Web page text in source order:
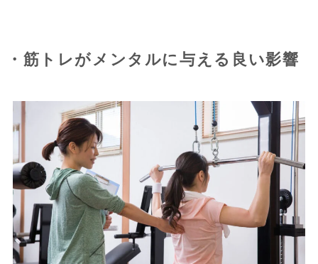
・筋トレがメンタルに与える良い影響